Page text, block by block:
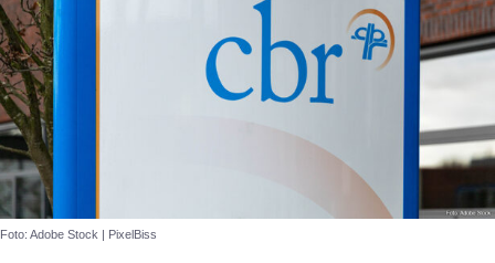
Foto: Adobe Stock | PixelBiss